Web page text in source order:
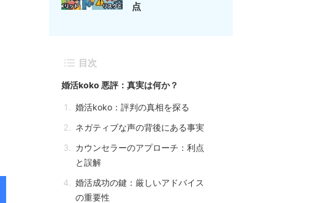
点
目次
婚活koko 悪評：真実は何か？
婚活koko：評判の真相を探る
ネガティブな声の背後にある事実
カウンセラーのアプローチ：利点
と誤解
婚活成功の鍵：厳しいアドバイス
の重要性